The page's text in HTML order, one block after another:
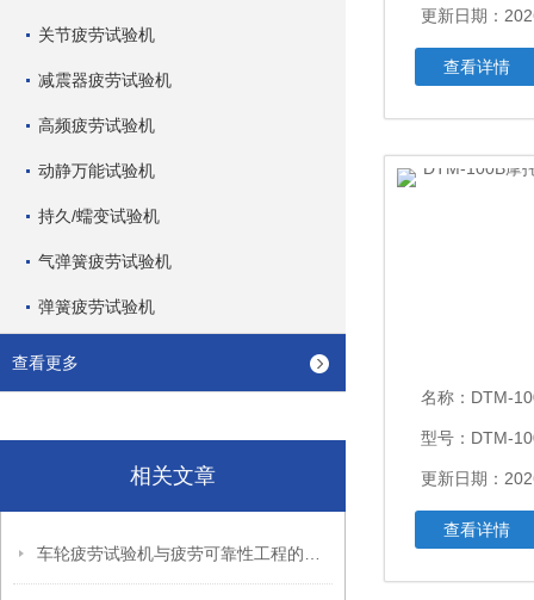
关节疲劳试验机
减震器疲劳试验机
高频疲劳试验机
动静万能试验机
持久/蠕变试验机
气弹簧疲劳试验机
弹簧疲劳试验机
查看更多
相关文章
更新日期：
查看详情
名称： DTM-100B
型号：DTM-
更新日期：
查看详情